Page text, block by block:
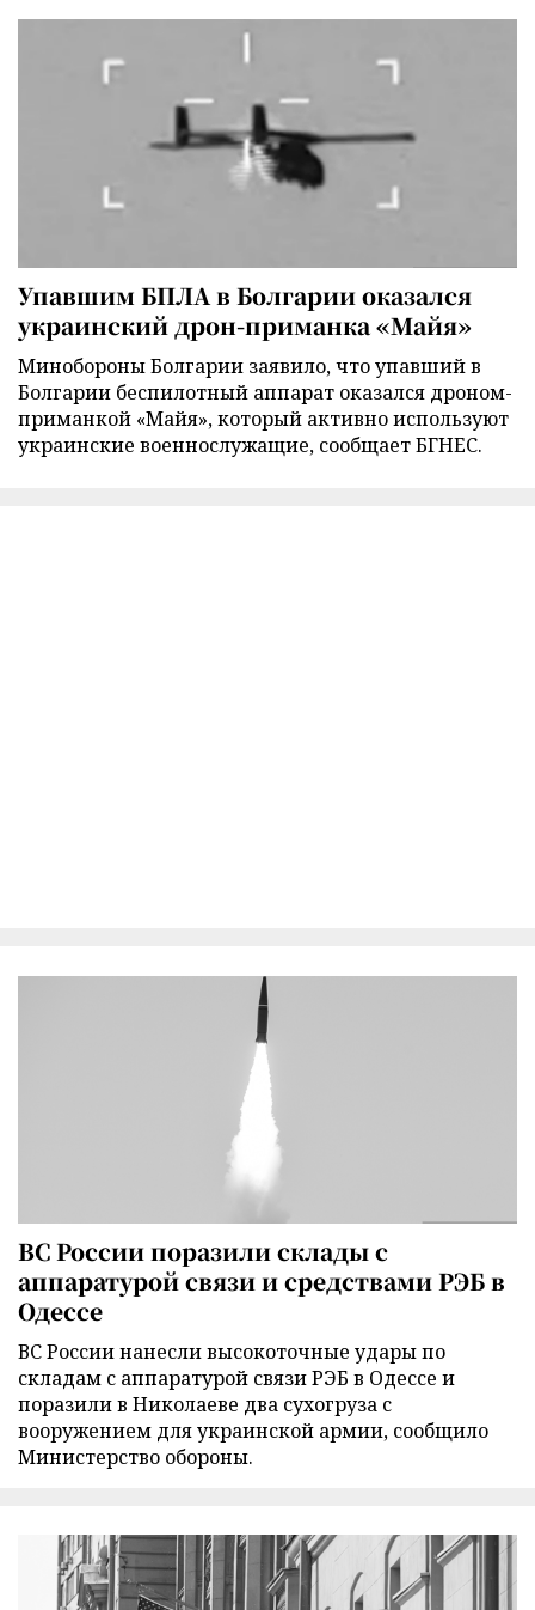
Упавшим БПЛА в Болгарии оказался
украинский дрон-приманка «Майя»
Минобороны Болгарии заявило, что упавший в
Болгарии беспилотный аппарат оказался дроном-
приманкой «Майя», который активно используют
украинские военнослужащие, сообщает БГНЕС.
ВС России поразили склады с
аппаратурой связи и средствами РЭБ в
Одессе
ВС России нанесли высокоточные удары по
складам с аппаратурой связи РЭБ в Одессе и
поразили в Николаеве два сухогруза с
вооружением для украинской армии, сообщило
Министерство обороны.